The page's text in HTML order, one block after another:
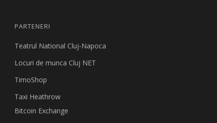
PARTENERI
Teatrul National Cluj-Napoca
Locuri de munca Cluj NET
TimoShop
Taxi Heathrow
Bitcoin Exchange